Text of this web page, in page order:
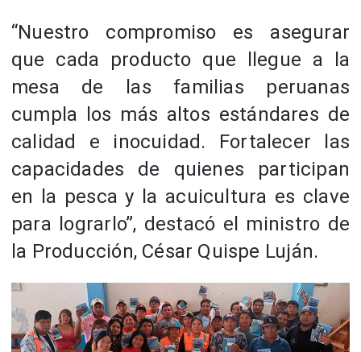
“Nuestro compromiso es asegurar
que cada producto que llegue a la
mesa de las familias peruanas
cumpla los más altos estándares de
calidad e inocuidad. Fortalecer las
capacidades de quienes participan
en la pesca y la acuicultura es clave
para lograrlo”, destacó el ministro de
la Producción, César Quispe Luján.